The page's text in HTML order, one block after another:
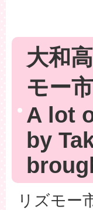
大和
モー
A lot
by
リズモー